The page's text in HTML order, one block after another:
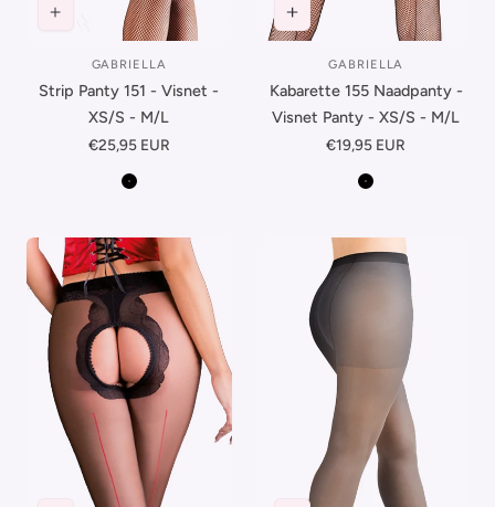
Leverancier:
GABRIELLA
Strip Panty 151 - Visnet -
XS/S - M/L
Normale
€25,95 EUR
Zwart
Leverancier:
GABRIELLA
Kabarette 155 Naadpanty -
Visnet Panty - XS/S - M/L
Normale
€19,95 EUR
Zwart